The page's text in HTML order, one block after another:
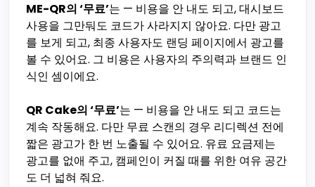
ME-QR의 ‘무료’는 — 비용을 안 내도 되고, 대시보드
사용을 그만둬도 코드가 사라지지 않아요. 다만 광고
를 보게 되고, 최종 사용자도 랜딩 페이지에서 광고를
볼 수 있어요. 그 비용은 사용자의 주의력과 브랜드 인
식인 셈이에요.
QR Cake의 ‘무료’는 — 비용을 안 내도 되고 코드는
계속 작동해요. 다만 무료 스캔의 경우 리디렉션 전에
짧은 광고가 한 번 노출될 수 있어요. 유료 요금제는
광고를 없애 주고, 캠페인이 커질 때를 위한 여유 공간
도 더 넓혀 줘요.